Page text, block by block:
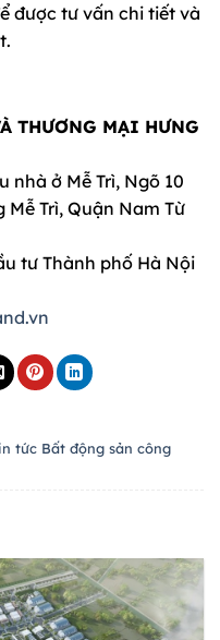
được tư vấn chi tiết và
THƯƠNG MẠI HƯNG
nhà ở Mễ Trì, Ngõ 10
Trì, Quận Nam Từ
tư Thành phố Hà Nội
tức Bất động sản công